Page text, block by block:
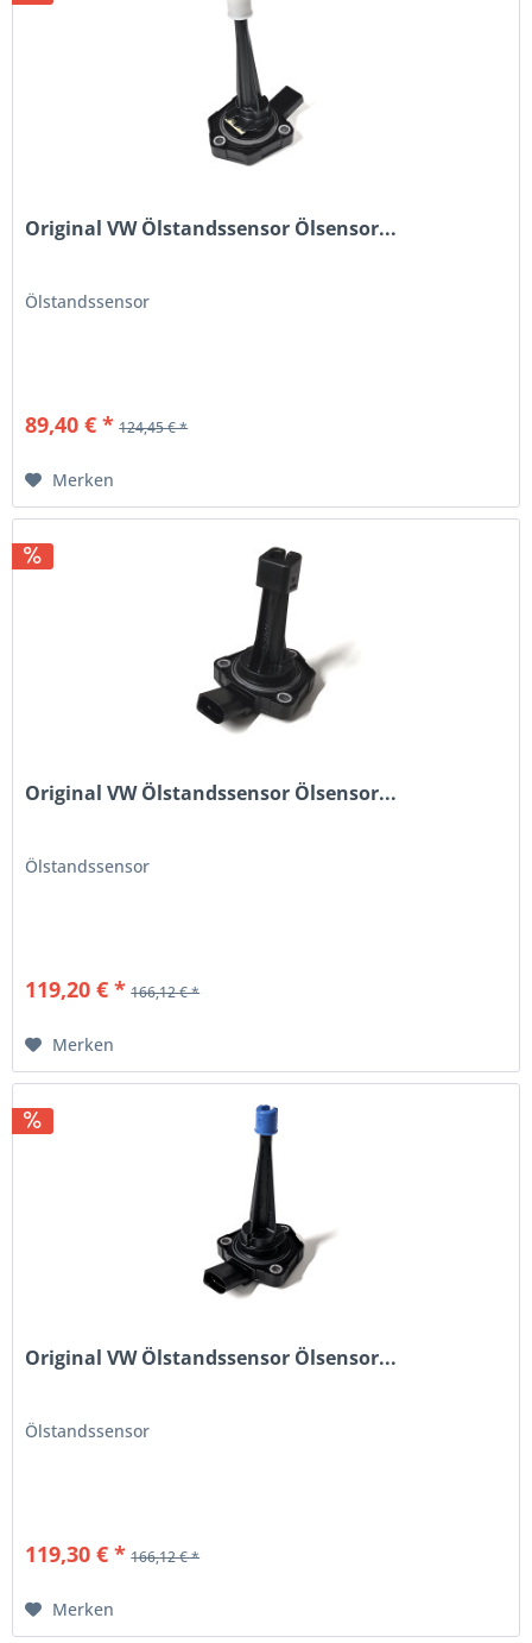
Original VW Ölstandssensor Ölsensor...
Ölstandssensor
89,40 € * 124,45 € *
Merken
Original VW Ölstandssensor Ölsensor...
Ölstandssensor
119,20 € * 166,12 € *
Merken
Original VW Ölstandssensor Ölsensor...
Ölstandssensor
119,30 € * 166,12 € *
Merken